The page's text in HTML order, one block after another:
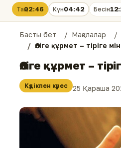
Таң02:46 Күн04:42 Бесін
Басты бет Мақалалар
Өліге құрмет – тіріге
Өліге құрмет –
Күдікпен күрес 25 Қараша